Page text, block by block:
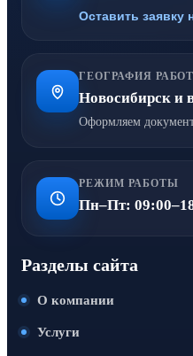
Оставить заявку
ГЕОГРАФИЯ
Новосибирск и
Оформляем
РЕЖИМ РАБОТЫ
Пн–Пт:
Разделы сайта
О компании
Услуги